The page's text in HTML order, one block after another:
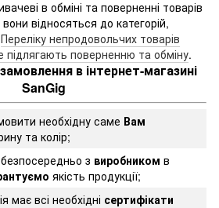
в обміні та поверненні товарів
відносяться до категорій,
Переліку непродовольчих товарів
підлягають поверненню та обміну.
в інтернет-магазині
SanGig
необхідну саме Вам
та колір;
з виробником в
якість продукції;
має всі необхідні сертифікати